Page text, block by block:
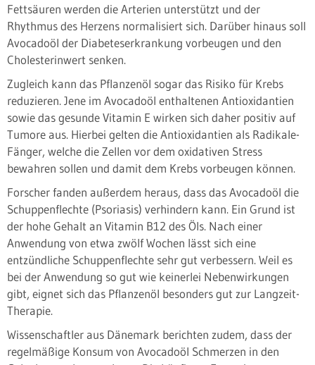
Fettsäuren werden die Arterien unterstützt und der
Rhythmus des Herzens normalisiert sich. Darüber hinaus soll
Avocadoöl der Diabeteserkrankung vorbeugen und den
Cholesterinwert senken.
Zugleich kann das Pflanzenöl sogar das Risiko für Krebs
reduzieren. Jene im Avocadoöl enthaltenen Antioxidantien
sowie das gesunde Vitamin E wirken sich daher positiv auf
Tumore aus. Hierbei gelten die Antioxidantien als Radikale-
Fänger, welche die Zellen vor dem oxidativen Stress
bewahren sollen und damit dem Krebs vorbeugen können.
Forscher fanden außerdem heraus, dass das Avocadoöl die
Schuppenflechte (Psoriasis) verhindern kann. Ein Grund ist
der hohe Gehalt an Vitamin B12 des Öls. Nach einer
Anwendung von etwa zwölf Wochen lässt sich eine
entzündliche Schuppenflechte sehr gut verbessern. Weil es
bei der Anwendung so gut wie keinerlei Nebenwirkungen
gibt, eignet sich das Pflanzenöl besonders gut zur Langzeit-
Therapie.
Wissenschaftler aus Dänemark berichten zudem, dass der
regelmäßige Konsum von Avocadoöl Schmerzen in den